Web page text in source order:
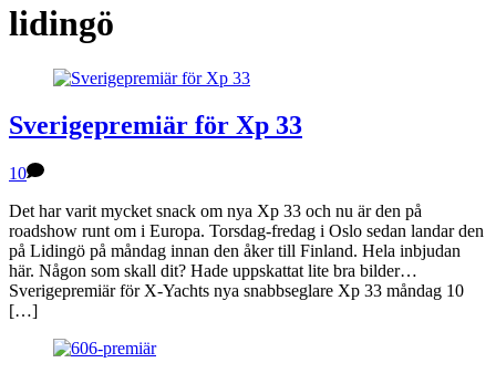
lidingö
Sverigepremiär för Xp 33
10
Det har varit mycket snack om nya Xp 33 och nu är den på
roadshow runt om i Europa. Torsdag-fredag i Oslo sedan landar den
på Lidingö på måndag innan den åker till Finland. Hela inbjudan
här. Någon som skall dit? Hade uppskattat lite bra bilder…
Sverigepremiär för X-Yachts nya snabbseglare Xp 33 måndag 10
[…]